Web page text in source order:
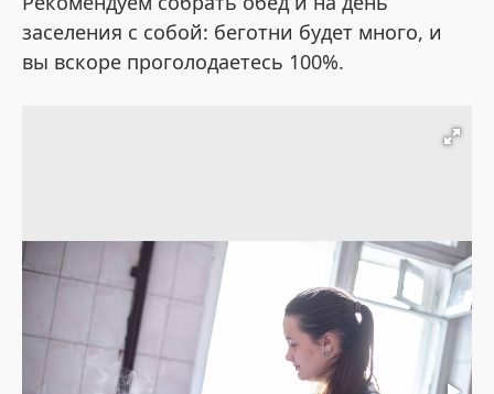
заселения с собой: беготни будет много, и
вы вскоре проголодаетесь 100%.